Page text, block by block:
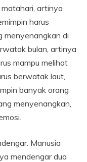
artinya
harus
menyenangkan di
bulan, artinya
mampu melihat
berwatak laut,
banyak orang
menyenangkan,
Manusia
mendengar dua